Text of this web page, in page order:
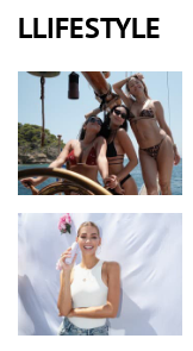
LLIFESTYLE